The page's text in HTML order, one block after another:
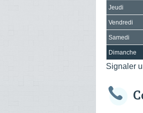
Jeudi
Vendredi
Samedi
Dimanche
Signaler